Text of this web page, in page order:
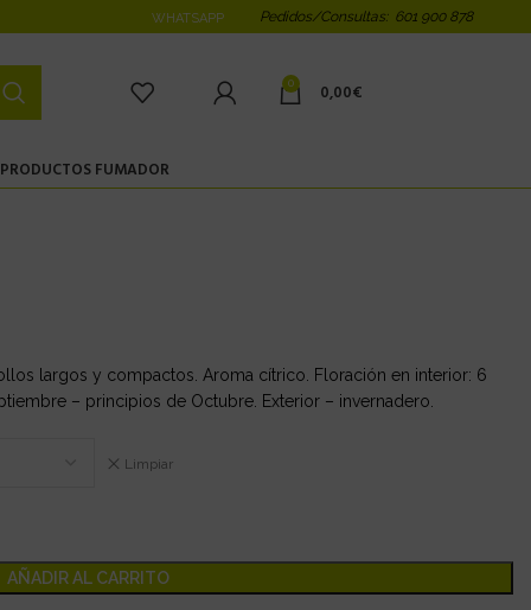
WHATSAPP Pedidos/Consultas: 601 900 878
0 0,00€
PRODUCTOS FUMADOR
largos y compactos. Aroma cítrico. Floración en interior: 6
– principios de Octubre. Exterior – invernadero.
Limpiar
AÑADIR AL CARRITO